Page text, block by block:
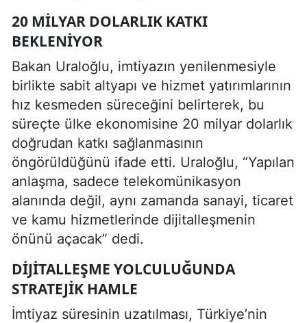
20 MILYAR DOLARLIK KATKI
BEKLENIYOR
Bakan Uraloğlu, imtiyazın yenilenmesiyle
birlikte sabit altyapı ve hizmet yatırımlarının
hız kesmeden süreceğini belirterek, bu
süreçte ülke ekonomisine 20 milyar dolarlık
doğrudan katkı sağlanmasının
öngörüldüğünü ifade etti. Uraloğlu, “Yapılan
anlaşma, sadece telekomünikasyon
alanında değil, aynı zamanda sanayi, ticaret
ve kamu hizmetlerinde dijitalleşmenin
önünü açacak” dedi.
DIJITALLEŞME YOLCULUĞUNDA
STRATEJIK HAMLE
İmtiyaz süresinin uzatılması, Türkiye’nin